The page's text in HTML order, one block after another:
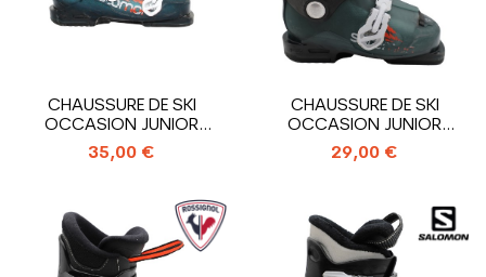
CHAUSSURE DE SKI
OCCASION JUNIOR
SALOMON T3 RT_3...
35,00 €
CHAUSSURE DE SKI
OCCASION JUNIOR
SALOMON T2 RT_2...
29,00 €